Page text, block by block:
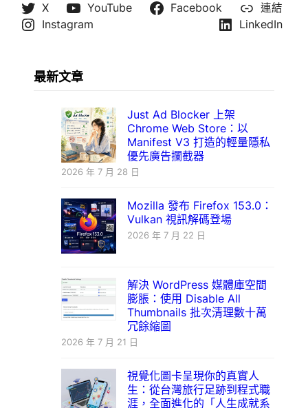
X YouTube Facebook
連結
Instagram
LinkedIn
最新文章
Just Ad Blocker 上架
Chrome Web Store：以
Manifest V3 打造的輕量隱私
優先廣告攔截器
2026 年 7 月 28 日
Mozilla 發布 Firefox 153.0：
Vulkan 視訊解碼登場
2026 年 7 月 22 日
解決 WordPress 媒體庫空間
膨脹：使用 Disable All
Thumbnails 批次清理數十萬
冗餘縮圖
2026 年 7 月 21 日
視覺化圖卡呈現你的真實人
生：從台灣旅行足跡到程式職
涯，全面進化的「人生成就系